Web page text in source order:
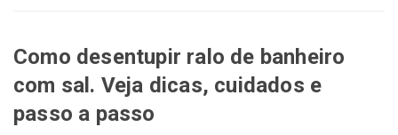
Como desentupir ralo de banheiro
com sal. Veja dicas, cuidados e
passo a passo